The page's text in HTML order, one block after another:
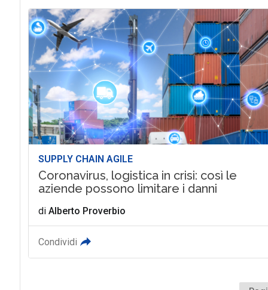
SUPPLY CHAIN AGILE
Coronavirus, logistica in crisi: così le
aziende possono limitare i danni
di Alberto Proverbio
Condividi